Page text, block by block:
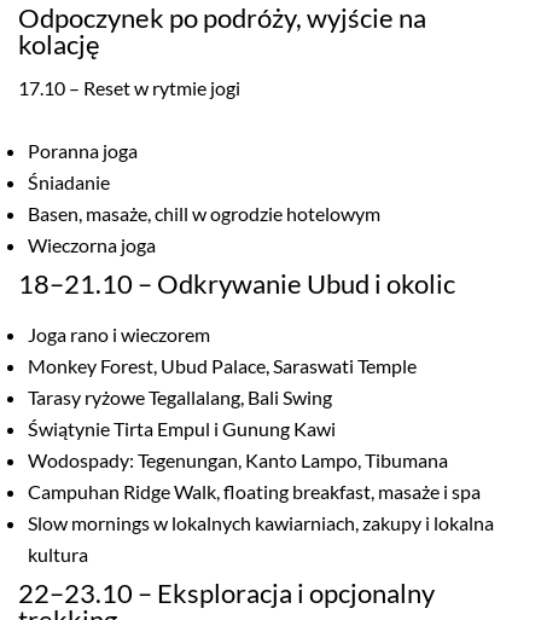
Odpoczynek po podróży, wyjście na
kolację
17.10 – Reset w rytmie jogi
Poranna joga
Śniadanie
Basen, masaże, chill w ogrodzie hotelowym
Wieczorna joga
18–21.10 – Odkrywanie Ubud i okolic
Joga rano i wieczorem
Monkey Forest, Ubud Palace, Saraswati Temple
Tarasy ryżowe Tegallalang, Bali Swing
Świątynie Tirta Empul i Gunung Kawi
Wodospady: Tegenungan, Kanto Lampo, Tibumana
Campuhan Ridge Walk, floating breakfast, masaże i spa
Slow mornings w lokalnych kawiarniach, zakupy i lokalna
kultura
22–23.10 – Eksploracja i opcjonalny